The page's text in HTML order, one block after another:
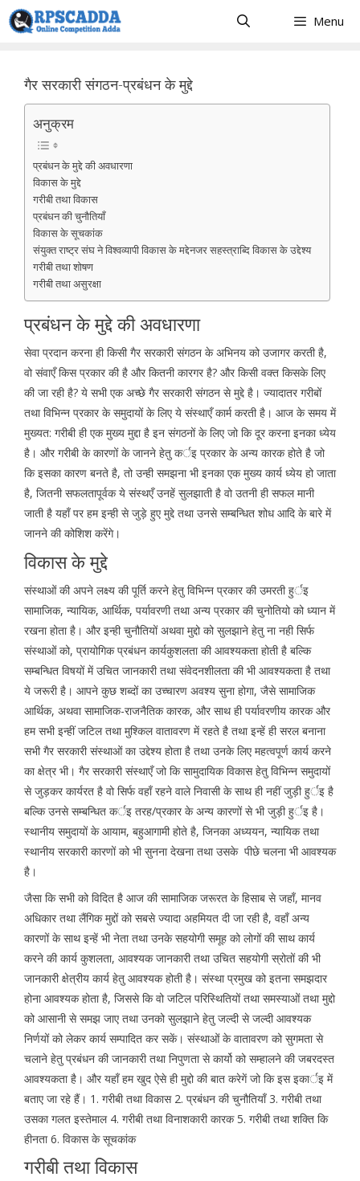
Skip
to
Menu
गैर सरकारी संगठन-प्रबंधन के मुद्दे
अनुक्रम
प्रबंधन के मुद्दे की अवधारणा
विकास के मुद्दे
गरीबी तथा विकास
प्रबंधन की चुनौतियाँ
विकास के सूचकांक
संयुक्त राष्ट्र संघ ने विश्वव्यापी विकास के मद्देनजर सहस्त्राब्दि विकास के उद्देश्य
गरीबी तथा शोषण
गरीबी तथा असुरक्षा
प्रबंधन के मुद्दे की अवधारणा
सेवा प्रदान करना ही किसी गैर सरकारी संगठन के अभिनय को उजागर करती है,
वो संवाएँ किस प्रकार की है और कितनी कारगर है? और किसी वक्त किसके लिए
की जा रही है? ये सभी एक अच्छे गैर सरकारी संगठन से मुद्दे है। ज्यादातर गरीबों
तथा विभिन्न प्रकार के समुदायों के लिए ये संस्थाएँ कार्म करती है। आज के समय में
मुख्यत: गरीबी ही एक मुख्य मुद्दा है इन संगठनों के लिए जो कि दूर करना इनका ध्येय
है। और गरीबी के कारणों के जानने हेतु कर्इ प्रकार के अन्य कारक होते है जो
कि इसका कारण बनते है, तो उन्ही समझना भी इनका एक मुख्य कार्य ध्येय हो जाता
है, जितनी सफलतापूर्वक ये संस्थएँ उनहें सुलझाती है वो उतनी ही सफल मानी
जाती है यहाँ पर हम इन्ही से जुड़े हुए मुद्दे तथा उनसे सम्बन्धित शोध आदि के बारे में
जानने की कोशिश करेंगे।
विकास के मुद्दे
संस्थाओं की अपने लक्ष्य की पूर्ति करने हेतु विभिन्न प्रकार की उमरती हुर्इ
सामाजिक, न्यायिक, आर्थिक, पर्यावरणी तथा अन्य प्रकार की चुनोतियो को ध्यान में
रखना होता है। और इन्ही चुनौतियों अथवा मुद्दो को सुलझाने हेतु ना नही सिर्फ
संस्थाओं को, प्रायोगिक प्रबंधन कार्यकुशलता की आवश्यकता होती है बल्कि
सम्बन्धित विषयों में उचित जानकारी तथा संवेदनशीलता की भी आवश्यकता है तथा
ये जरूरी है। आपने कुछ शब्दों का उच्चारण अवश्य सुना होगा, जैसे सामाजिक
आर्थिक, अथवा सामाजिक-राजनैतिक कारक, और साथ ही पर्यावरणीय कारक और
हम सभी इन्हीं जटिल तथा मुश्किल वातावरण में रहते है तथा इन्हें ही सरल बनाना
सभी गैर सरकारी संस्थाओं का उद्देश्य होता है तथा उनके लिए महत्वपूर्ण कार्य करने
का क्षेत्र भी। गैर सरकारी संस्थाएँ जो कि सामुदायिक विकास हेतु विभिन्न समुदायों
से जुड़कर कार्यरत है वो सिर्फ वहाँ रहने वाले निवासी के साथ ही नहीं जुड़ी हुर्इ है
बल्कि उनसे सम्बन्धित कर्इ तरह/प्रकार के अन्य कारणों से भी जुड़ी हुर्इ है।
स्थानीय समुदायों के आयाम, बहुआगामी होते है, जिनका अध्ययन, न्यायिक तथा
स्थानीय सरकारी कारणों को भी सुनना देखना तथा उसके पीछे चलना भी आवश्यक
है।
जैसा कि सभी को विदित है आज की सामाजिक जरूरत के हिसाब से जहाँ, मानव
अधिकार तथा लैंगिक मुद्दों को सबसे ज्यादा अहमियत दी जा रही है, वहाँ अन्य
कारणों के साथ इन्हें भी नेता तथा उनके सहयोगी समूह को लोगों की साथ कार्य
करने की कार्य कुशलता, आवश्यक जानकारी तथा उचित सहयोगी स्रोतों की भी
जानकारी क्षेत्रीय कार्य हेतु आवश्यक होती है। संस्था प्रमुख को इतना समझदार
होना आवश्यक होता है, जिससे कि वो जटिल परिस्थितियों तथा समस्याओं तथा मुद्दो
को आसानी से समझ जाए तथा उनको सुलझाने हेतु जल्दी से जल्दी आवश्यक
निर्णयों को लेकर कार्य सम्पादित कर सकें। संस्थाओं के वातावरण को सुगमता से
चलाने हेतु प्रबंधन की जानकारी तथा निपुणता से कार्यो को सम्हालने की जबरदस्त
आवश्यकता है। और यहाँ हम खुद ऐसे ही मुद्दो की बात करेगें जो कि इस इकार्इ में
बताए जा रहे हैं। 1. गरीबी तथा विकास 2. प्रबंधन की चुनौतियाँ 3. गरीबी तथा
उसका गलत इस्तेमाल 4. गरीबी तथा विनाशकारी कारक 5. गरीबी तथा शक्ति कि
हीनता 6. विकास के सूचकांक
गरीबी तथा विकास